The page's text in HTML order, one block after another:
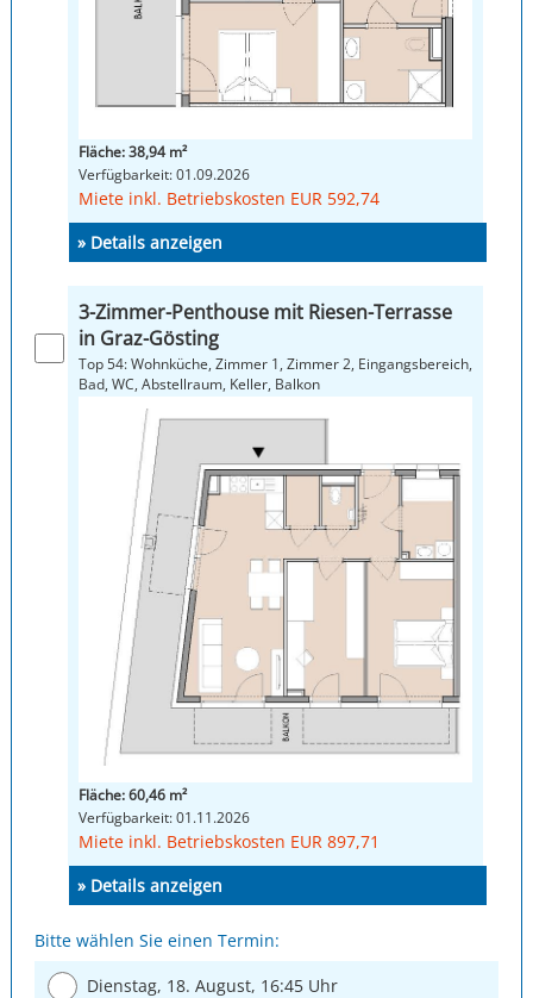
Fläche: 38,94 m²
Verfügbarkeit: 01.09.2026
Miete inkl. Betriebskosten EUR 592,74
» Details anzeigen
3-Zimmer-Penthouse mit Riesen-Terrasse
in Graz-Gösting
Top 54: Wohnküche, Zimmer 1, Zimmer 2, Eingangsbereich,
Bad, WC, Abstellraum, Keller, Balkon
Fläche: 60,46 m²
Verfügbarkeit: 01.11.2026
Miete inkl. Betriebskosten EUR 897,71
» Details anzeigen
Bitte wählen Sie einen Termin:
Dienstag, 18. August, 16:45 Uhr